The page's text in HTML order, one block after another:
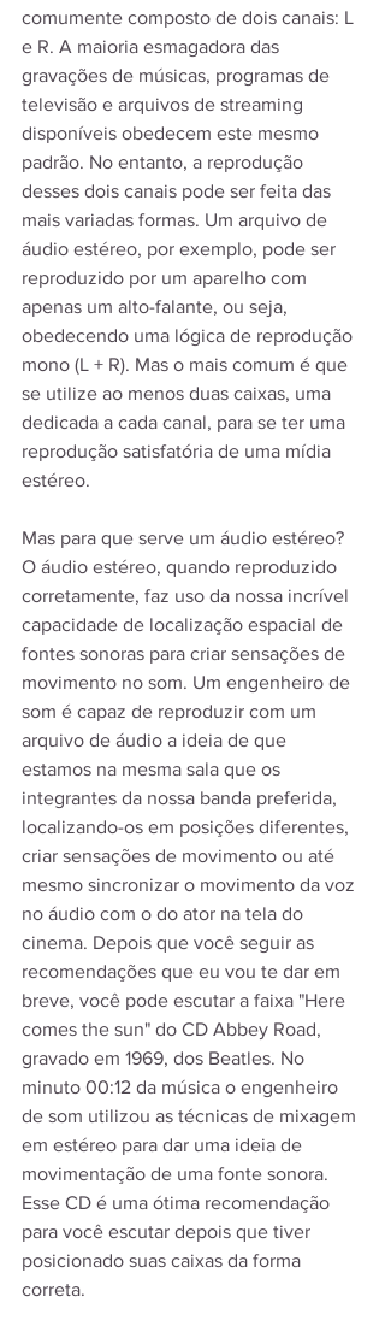
comumente composto de dois canais: L
e R. A maioria esmagadora das
gravações de músicas, programas de
televisão e arquivos de streaming
disponíveis obedecem este mesmo
padrão. No entanto, a reprodução
desses dois canais pode ser feita das
mais variadas formas. Um arquivo de
áudio estéreo, por exemplo, pode ser
reproduzido por um aparelho com
apenas um alto-falante, ou seja,
obedecendo uma lógica de reprodução
mono (L + R). Mas o mais comum é que
se utilize ao menos duas caixas, uma
dedicada a cada canal, para se ter uma
reprodução satisfatória de uma mídia
estéreo.
Mas para que serve um áudio estéreo?
O áudio estéreo, quando reproduzido
corretamente, faz uso da nossa incrível
capacidade de localização espacial de
fontes sonoras para criar sensações de
movimento no som. Um engenheiro de
som é capaz de reproduzir com um
arquivo de áudio a ideia de que
estamos na mesma sala que os
integrantes da nossa banda preferida,
localizando-os em posições diferentes,
criar sensações de movimento ou até
mesmo sincronizar o movimento da voz
no áudio com o do ator na tela do
cinema. Depois que você seguir as
recomendações que eu vou te dar em
breve, você pode escutar a faixa "Here
comes the sun" do CD Abbey Road,
gravado em 1969, dos Beatles. No
minuto 00:12 da música o engenheiro
de som utilizou as técnicas de mixagem
em estéreo para dar uma ideia de
movimentação de uma fonte sonora.
Esse CD é uma ótima recomendação
para você escutar depois que tiver
posicionado suas caixas da forma
correta.